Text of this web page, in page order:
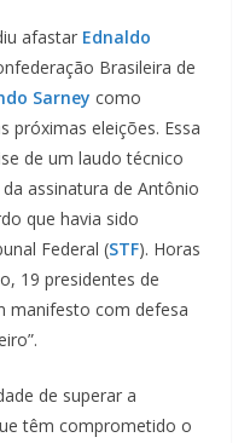
afastar Ednaldo
Brasileira de
Sarney como
próximas eleições. Essa
de um laudo técnico
assinatura de Antônio
que havia sido
Federal (STF). Horas
19 presidentes de
manifesto com defesa
de superar a
têm comprometido o